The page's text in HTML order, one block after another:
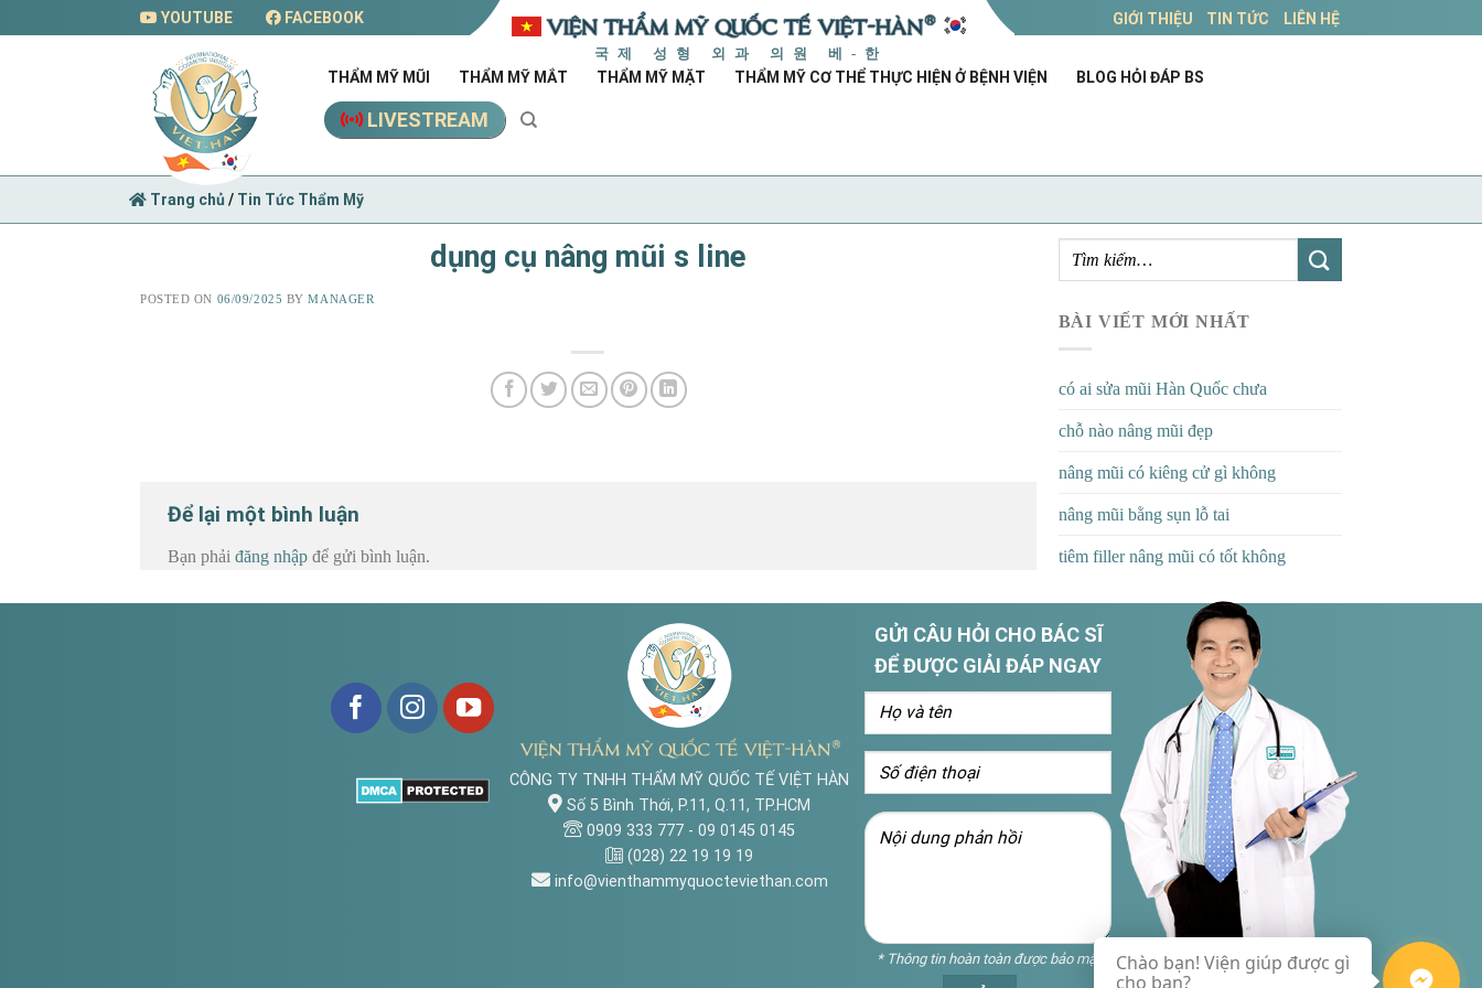
to
YOUTUBE FACEBOOK
국제 성형 외과 의원 베-한
GIỚI THIỆU TIN TỨC LIÊN HỆ
THẨM MỸ MŨI THẨM MỸ MẮT THẨM MỸ MẶT THẨM MỸ CƠ THỂ THỰC HIỆN Ở BỆNH VIỆN BLOG HỎI ĐÁP BS
LIVESTREAM
Trang chủ / Tin Tức Thẩm Mỹ
dụng cụ nâng mũi s line
POSTED ON 06/09/2025 BYMANAGER
Để lại một bình luận
Bạn phải đăng nhập để gửi bình luận.
BÀI VIẾT MỚI NHẤT
có ai sửa mũi Hàn Quốc chưa
chỗ nào nâng mũi đẹp
nâng mũi có kiêng cử gì không
nâng mũi bằng sụn lỗ tai
tiêm filler nâng mũi có tốt không
CÔNG TY TNHH THẨM MỸ QUỐC TẾ VIỆT HÀN
Số 5 Bình Thới, P.11, Q.11, TP.HCM
0909 333 777 - 09 0145 0145
(028) 22 19 19 19
info@vienthammyquocteviethan.com
GỬI CÂU HỎI CHO BÁC SĨ
ĐỂ ĐƯỢC GIẢI ĐÁP NGAY
* Thông tin hoàn toàn được bảo mật
Chào bạn! Viện giúp được gì
cho bạn?